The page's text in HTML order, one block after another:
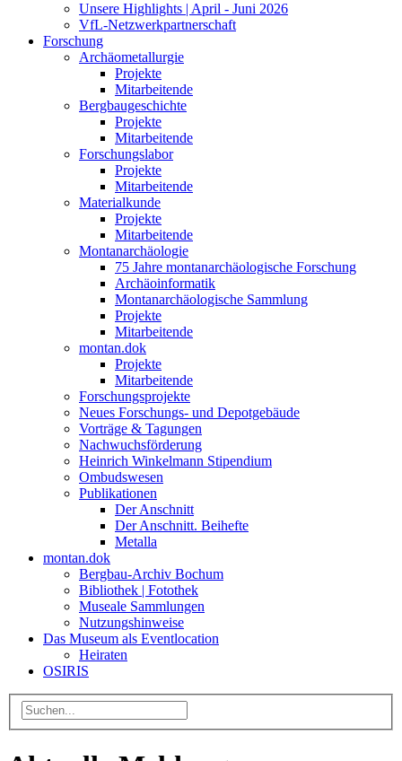
Unsere Highlights | April - Juni 2026
VfL-Netzwerkpartnerschaft
Forschung
Archäometallurgie
Projekte
Mitarbeitende
Bergbaugeschichte
Projekte
Mitarbeitende
Forschungslabor
Projekte
Mitarbeitende
Materialkunde
Projekte
Mitarbeitende
Montanarchäologie
75 Jahre montanarchäologische Forschung
Archäoinformatik
Montanarchäologische Sammlung
Projekte
Mitarbeitende
montan.dok
Projekte
Mitarbeitende
Forschungsprojekte
Neues Forschungs- und Depotgebäude
Vorträge & Tagungen
Nachwuchsförderung
Heinrich Winkelmann Stipendium
Ombudswesen
Publikationen
Der Anschnitt
Der Anschnitt. Beihefte
Metalla
montan.dok
Bergbau-Archiv Bochum
Bibliothek | Fotothek
Museale Sammlungen
Nutzungshinweise
Das Museum als Eventlocation
Heiraten
OSIRIS